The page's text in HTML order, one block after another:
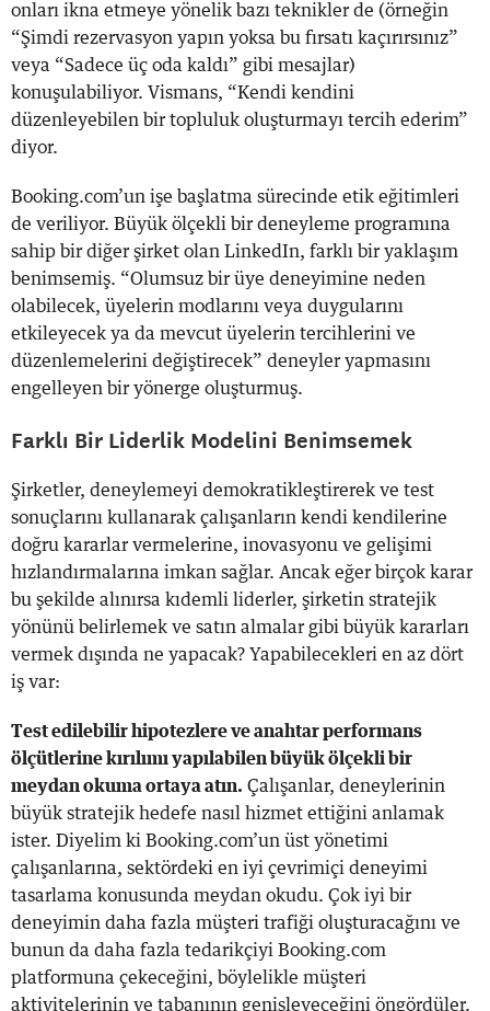
onları ikna etmeye yönelik bazı teknikler de (örneğin
“Şimdi rezervasyon yapın yoksa bu fırsatı kaçırırsınız”
veya “Sadece üç oda kaldı” gibi mesajlar)
konuşulabiliyor. Vismans, “Kendi kendini
düzenleyebilen bir topluluk oluşturmayı tercih ederim”
diyor.
Booking.com’un işe başlatma sürecinde etik eğitimleri
de veriliyor. Büyük ölçekli bir deneyleme programına
sahip bir diğer şirket olan LinkedIn, farklı bir yaklaşım
benimsemiş. “Olumsuz bir üye deneyimine neden
olabilecek, üyelerin modlarını veya duygularını
etkileyecek ya da mevcut üyelerin tercihlerini ve
düzenlemelerini değiştirecek” deneyler yapmasını
engelleyen bir yönerge oluşturmuş.
Farklı Bir Liderlik Modelini Benimsemek
Şirketler, deneylemeyi demokratikleştirerek ve test
sonuçlarını kullanarak çalışanların kendi kendilerine
doğru kararlar vermelerine, inovasyonu ve gelişimi
hızlandırmalarına imkan sağlar. Ancak eğer birçok karar
bu şekilde alınırsa kıdemli liderler, şirketin stratejik
yönünü belirlemek ve satın almalar gibi büyük kararları
vermek dışında ne yapacak? Yapabilecekleri en az dört
iş var:
Test edilebilir hipotezlere ve anahtar performans
ölçütlerine kırılımı yapılabilen büyük ölçekli bir
meydan okuma ortaya atın. Çalışanlar, deneylerinin
büyük stratejik hedefe nasıl hizmet ettiğini anlamak
ister. Diyelim ki Booking.com’un üst yönetimi
çalışanlarına, sektördeki en iyi çevrimiçi deneyimi
tasarlama konusunda meydan okudu. Çok iyi bir
deneyimin daha fazla müşteri trafiği oluşturacağını ve
bunun da daha fazla tedarikçiyi Booking.com
platformuna çekeceğini, böylelikle müşteri
aktivitelerinin ve tabanının genişleyeceğini öngördüler.